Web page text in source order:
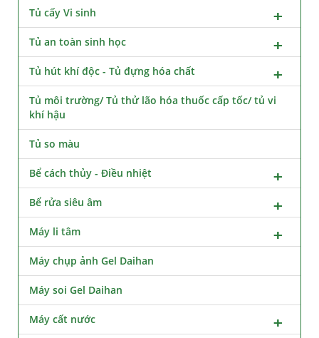
Tủ cấy Vi sinh
Tủ an toàn sinh học
Tủ hút khí độc - Tủ đựng hóa chất
Tủ môi trường/ Tủ thử lão hóa thuốc cấp tốc/ tủ vi
khí hậu
Tủ so màu
Bể cách thủy - Điều nhiệt
Bể rửa siêu âm
Máy li tâm
Máy chụp ảnh Gel Daihan
Máy soi Gel Daihan
Máy cất nước